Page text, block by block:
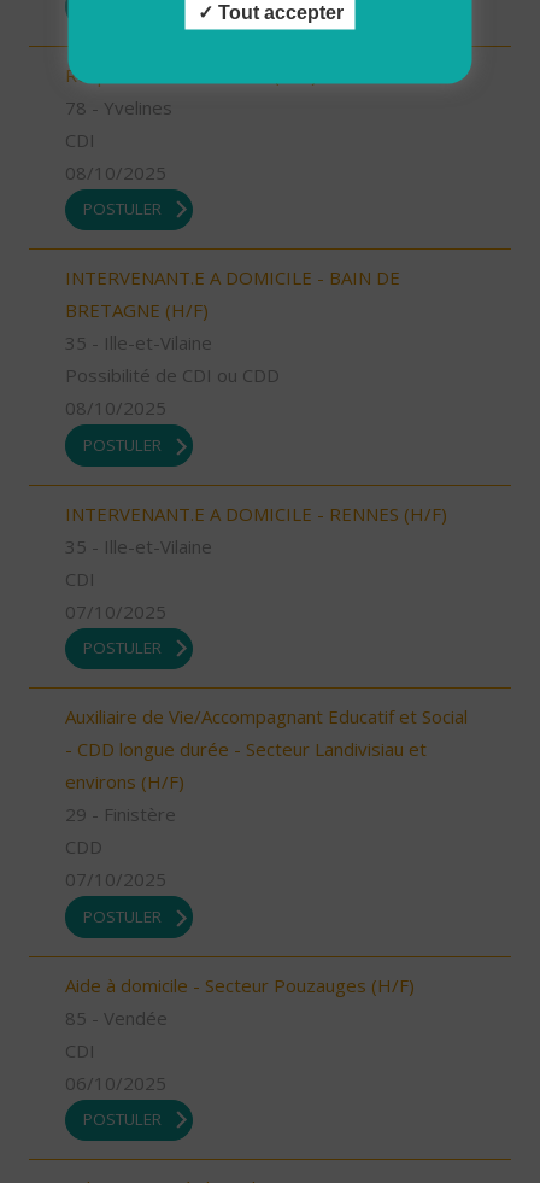
Responsable de secteur (H/F)
78 - Yvelines
CDI
08/10/2025
POSTULER
INTERVENANT.E A DOMICILE - BAIN DE
BRETAGNE (H/F)
35 - Ille-et-Vilaine
Possibilité de CDI ou CDD
08/10/2025
POSTULER
INTERVENANT.E A DOMICILE - RENNES (H/F)
35 - Ille-et-Vilaine
CDI
07/10/2025
POSTULER
Auxiliaire de Vie/Accompagnant Educatif et Social
- CDD longue durée - Secteur Landivisiau et
environs (H/F)
29 - Finistère
CDD
07/10/2025
POSTULER
Aide à domicile - Secteur Pouzauges (H/F)
85 - Vendée
CDI
06/10/2025
POSTULER
Tout accepter